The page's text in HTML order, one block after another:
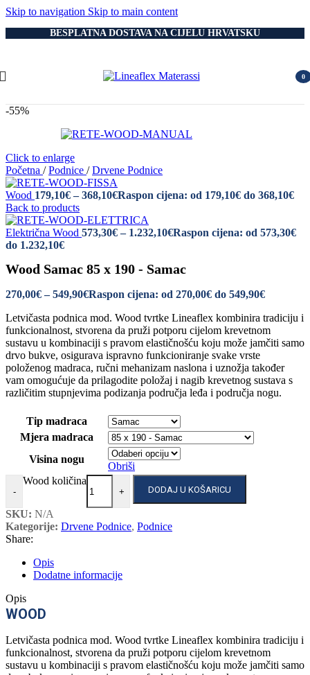
Skip to navigation Skip to main content
BESPLATNA DOSTAVA NA CIJELU HRVATSKU
0
-55%
Click to enlarge
Početna / Podnice / Drvene Podnice
Wood 179,10€ – 368,10€Raspon cijena: od 179,10€ do 368,10€
Back to products
Električna Wood 573,30€ – 1.232,10€Raspon cijena: od 573,30€
do 1.232,10€
Wood Samac 85 x 190 - Samac
270,00€ – 549,90€Raspon cijena: od 270,00€ do 549,90€
Letvičasta podnica mod. Wood tvrtke Lineaflex kombinira tradiciju i
funkcionalnost, stvorena da pruži potporu cijelom krevetnom
sustavu u kombinaciji s pravom elastičnošću koju može jamčiti samo
drvo bukve, osigurava ispravno funkcioniranje svake vrste
položenog madraca, ručni mehanizam naslona i uznožja također
vam omogućuje da prilagodite položaj i nagib krevetnog sustava s
različitim stupnjevima podizanja područja leđa i područja nogu.
Tip madraca
Mjera madraca
Visina nogu
Obriši
-
Wood količina
+ DODAJ U KOŠARICU
SKU: N/A
Kategorije: Drvene Podnice, Podnice
Share:
Opis
Dodatne informacije
Opis
WOOD
Letvičasta podnica mod. Wood tvrtke Lineaflex kombinira tradiciju i
funkcionalnost, stvorena da pruži potporu cijelom krevetnom
sustavu u kombinaciji s pravom elastičnošću koju može jamčiti samo